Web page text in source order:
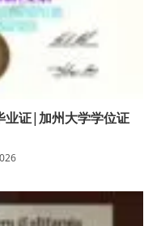
业证|加州大学学位证